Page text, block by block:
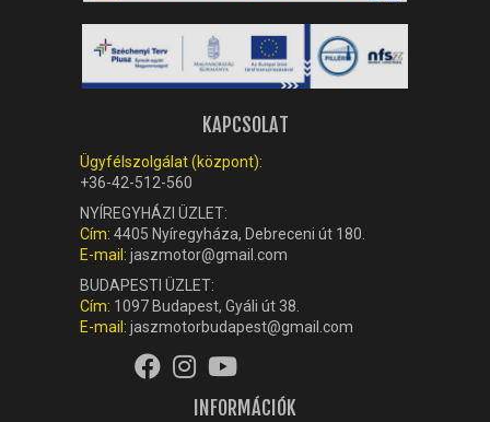
KAPCSOLAT
Ügyfélszolgálat (központ):
+36-42-512-560
NYÍREGYHÁZI ÜZLET:
Cím: 4405 Nyíregyháza, Debreceni út 180.
E-mail: jaszmotor@gmail.com
BUDAPESTI ÜZLET:
Cím: 1097 Budapest, Gyáli út 38.
E-mail: jaszmotorbudapest@gmail.com
INFORMÁCIÓK